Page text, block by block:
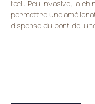
l’œil. Peu invasive, la
permettre une
dispense du port de